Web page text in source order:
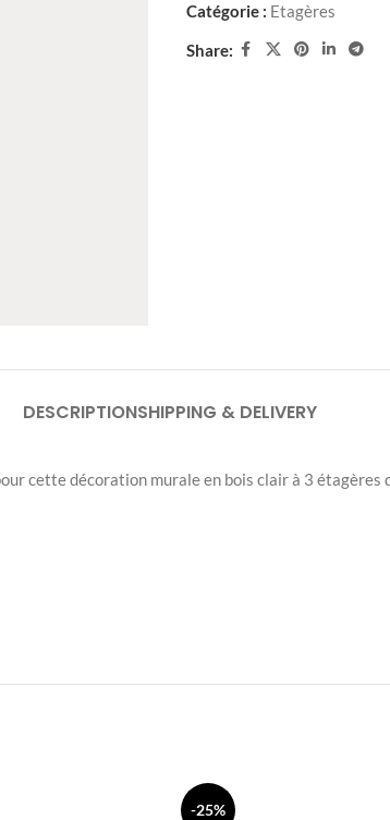
Catégorie : Etagères
Share:
DESCRIPTIONSHIPPING & DELIVERY
cette décoration murale en bois clair à 3 étagères
-25%